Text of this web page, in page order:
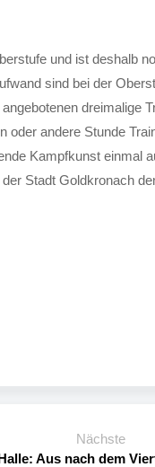
und ist deshalb
sind bei der
dreimalige
oder andere Stunde
Kampfkunst einmal
Stadt Goldkronach
Nächste
Aus nach dem